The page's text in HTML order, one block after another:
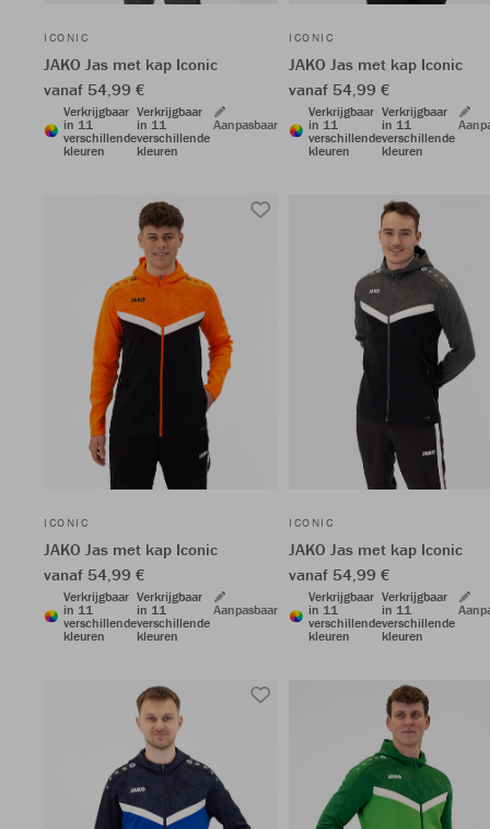
ICONIC
JAKO Jas met kap Iconic
vanaf 54,99 €
Verkrijgbaar
in 11
verschillende
kleuren
Verkrijgbaar
in 11
verschillende
kleuren
Aanpasbaar
ICONIC
JAKO Jas met kap Iconic
vanaf 54,99 €
Verkrijgbaar
in 11
verschillende
kleuren
Verkrijgbaar
in 11
verschillende
kleuren
ICONIC
JAKO Jas met kap Iconic
vanaf 54,99 €
Verkrijgbaar
in 11
verschillende
kleuren
Verkrijgbaar
in 11
verschillende
kleuren
Aanpasbaar
ICONIC
JAKO Jas met kap Iconic
vanaf 54,99 €
Verkrijgbaar
in 11
verschillende
kleuren
Verkrijgbaar
in 11
verschillende
kleuren